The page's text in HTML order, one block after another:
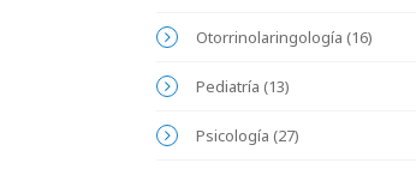
Otorrinolaringología (16)
Pediatría (13)
Psicología (27)